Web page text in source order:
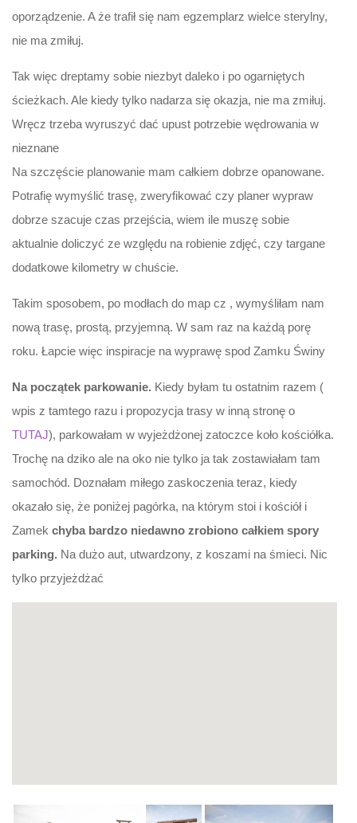
oporządzenie. A że trafił się nam egzemplarz wielce sterylny,
nie ma zmiłuj.
Tak więc dreptamy sobie niezbyt daleko i po ogarniętych
ścieżkach. Ale kiedy tylko nadarza się okazja, nie ma zmiłuj.
Wręcz trzeba wyruszyć dać upust potrzebie wędrowania w
nieznane
Na szczęście planowanie mam całkiem dobrze opanowane.
Potrafię wymyślić trasę, zweryfikować czy planer wypraw
dobrze szacuje czas przejścia, wiem ile muszę sobie
aktualnie doliczyć ze względu na robienie zdjęć, czy targane
dodatkowe kilometry w chuście.
Takim sposobem, po modłach do map cz , wymyśliłam nam
nową trasę, prostą, przyjemną. W sam raz na każdą porę
roku. Łapcie więc inspiracje na wyprawę spod Zamku Świny
Na początek parkowanie. Kiedy byłam tu ostatnim razem (
wpis z tamtego razu i propozycja trasy w inną stronę o
TUTAJ), parkowałam w wyjeżdżonej zatoczce koło kościółka.
Trochę na dziko ale na oko nie tylko ja tak zostawiałam tam
samochód. Doznałam miłego zaskoczenia teraz, kiedy
okazało się, że poniżej pagórka, na którym stoi i kościół i
Zamek chyba bardzo niedawno zrobiono całkiem spory
parking. Na dużo aut, utwardzony, z koszami na śmieci. Nic
tylko przyjeżdżać